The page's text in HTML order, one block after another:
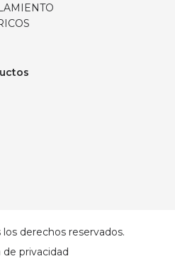
derechos reservados.
de privacidad